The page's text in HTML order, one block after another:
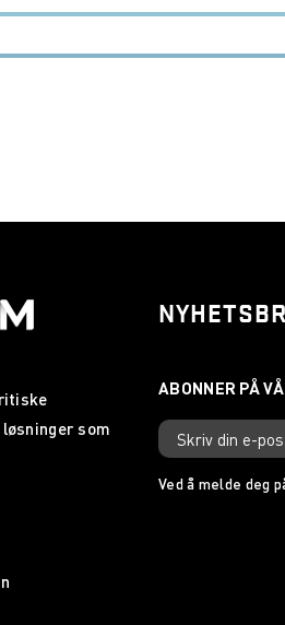
som
Ved å melde deg